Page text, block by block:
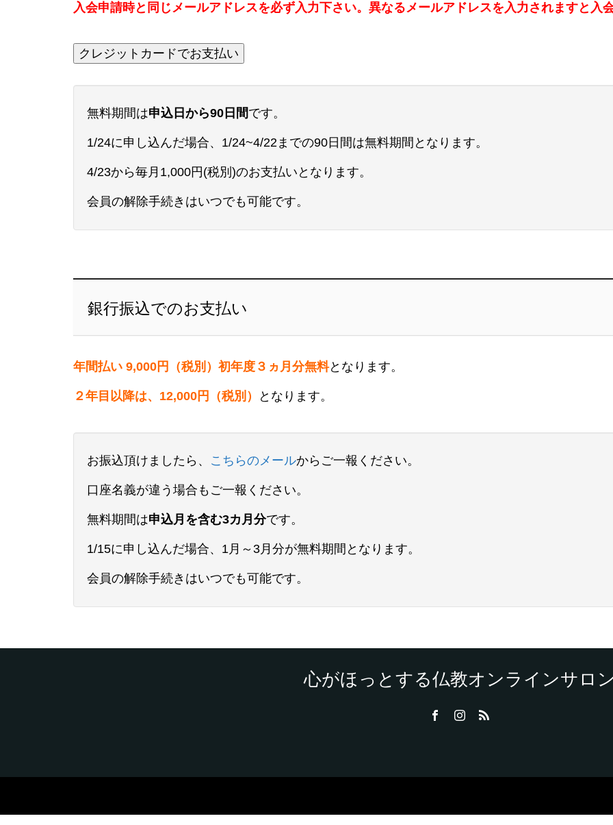
入会申請時と同じメールアドレスを必ず入力下さい。異なるメールアドレスを入力されますと入
クレジットカードでお支払い
無料期間は申込日から90日間です。
1/24に申し込んだ場合、1/24~4/22までの90日間は無料期間となります。
4/23から毎月1,000円(税別)のお支払いとなります。
会員の解除手続きはいつでも可能です。
銀行振込でのお支払い
年間払い 9,000円（税別）初年度３ヵ月分無料となります。
２年目以降は、12,000円（税別） となります。
お振込頂けましたら、 こちらのメールからご一報ください。
口座名義が違う場合もご一報ください。
無料期間は申込月を含む3カ月分です。
1/15に申し込んだ場合、1月～3月分が無料期間となります。
会員の解除手続きはいつでも可能です。
心がほっとする仏教オンラインサロン